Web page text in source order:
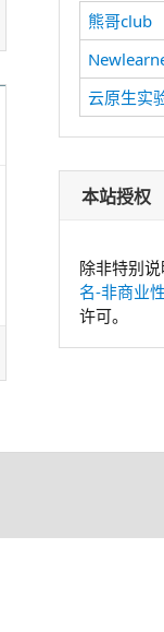
熊哥club
云原生实
本站授权
除非特别
名-非商业
许可。